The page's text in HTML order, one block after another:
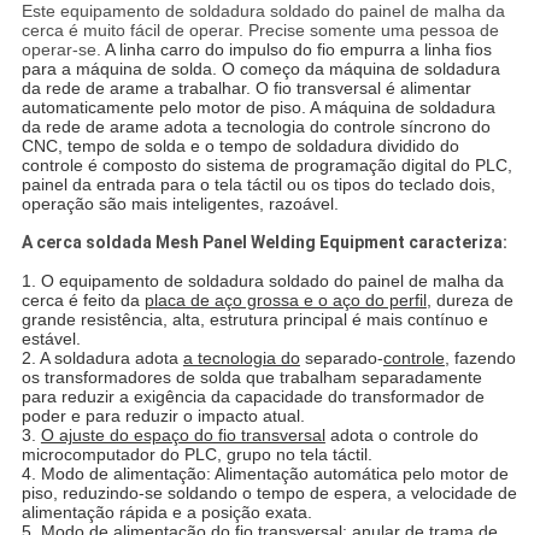
Este equipamento de soldadura soldado do painel de malha da
cerca é muito fácil de operar. Precise somente uma pessoa de
operar-se. A linha carro do impulso do fio empurra a linha fios
para a máquina de solda. O começo da máquina de soldadura
da rede de arame a trabalhar. O fio transversal é alimentar
automaticamente pelo motor de piso. A máquina de soldadura
da rede de arame adota a tecnologia do controle síncrono do
CNC, tempo de solda e o tempo de soldadura dividido do
controle é composto do sistema de programação digital do PLC,
painel da entrada para o tela táctil ou os tipos do teclado dois,
operação são mais inteligentes, razoável.
A cerca soldada Mesh Panel Welding Equipment caracteriza:
1. O equipamento de soldadura soldado do painel de malha da
cerca é feito da placa de aço grossa e o aço do perfil, dureza de
grande resistência, alta, estrutura principal é mais contínuo e
estável.
2. A soldadura adota a tecnologia doseparado-controle, fazendo
os transformadores de solda que trabalham separadamente
para reduzir a exigência da capacidade do transformador de
poder e para reduzir o impacto atual.
3. O ajuste do espaço do fio transversaladota o controle do
microcomputador do PLC, grupo no tela táctil.
4. Modo de alimentação: Alimentação automática pelo motor de
piso, reduzindo-se soldando o tempo de espera, a velocidade de
alimentação rápida e a posição exata.